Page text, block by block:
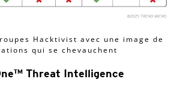
Hacktivist avec une image de
qui se chevauchent
Threat Intelligence